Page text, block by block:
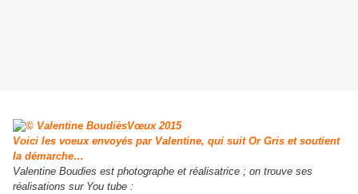
Voici les voeux envoyés par Valentine, qui suit Or Gris et soutient
la démarche…
Valentine Boudies est photographe et réalisatrice ; on trouve ses
réalisations sur You tube :